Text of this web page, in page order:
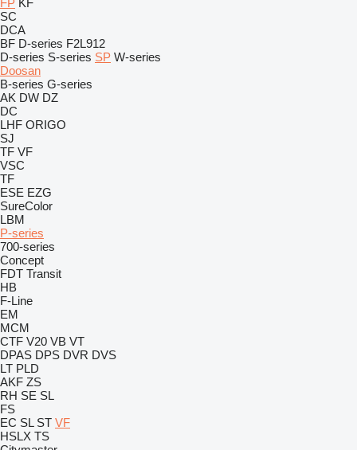
FP KF
SC
DCA
BF D-series F2L912
D-series S-series SP W-series
Doosan
B-series G-series
AK DW DZ
DC
LHF ORIGO
SJ
TF VF
VSC
TF
ESE EZG
SureColor
LBM
P-series
700-series
Concept
FDT Transit
HB
F-Line
EM
MCM
CTF V20 VB VT
DPAS DPS DVR DVS
LT PLD
AKF ZS
RH SE SL
FS
EC SL ST VF
HSLX TS